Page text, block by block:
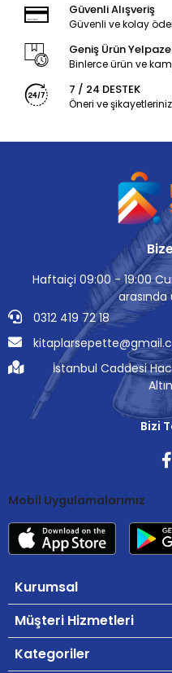
Güvenli Alışveriş
Güvenli ve kolay
Geniş Ürün
Binlerce ürün ve
7 / 24 DESTEK
Öneri ve
Haftaiçi 09:00 - 19:00
arasında
0312 419 72 18
İstanbul Caddesi
Bizi
Mobil Uygulamalarımız
Kurumsal
Müşteri Hizmetleri
Kategoriler